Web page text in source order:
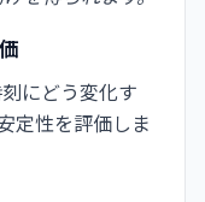
にどう変化す
定性を評価しま